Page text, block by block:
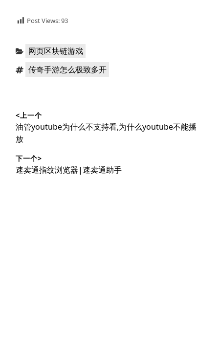
Post Views:93
分
网页区块链游戏
标 传奇手游怎么极致多开
章
导
航
<上一个
上
篇
章：
油管youtube为什么不支持看,为什么youtube不能播
放
下一个>
下
速卖通指纹浏览器|速卖通助手